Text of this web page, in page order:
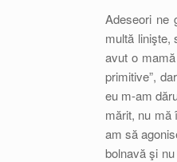
Adeseori ne
multă linişte,
avut o
primitive”,
eu m-am
mărit, nu mă
am să
bolnavă şi